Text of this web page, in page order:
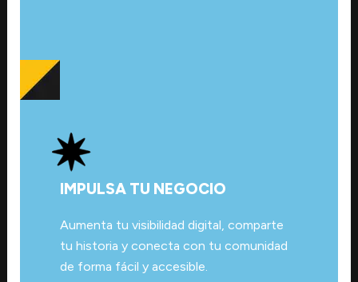
IMPULSA TU NEGOCIO
Aumenta tu visibilidad digital, comparte
tu historia y conecta con tu comunidad
de forma fácil y accesible.